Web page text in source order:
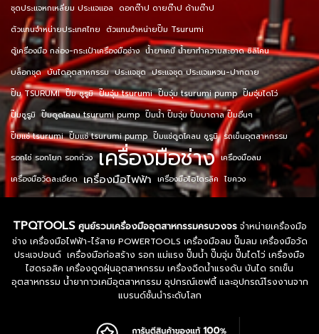
ชุดประแจหกเหลี่ยม ประแจแอล ดอกต๊าป ดายต๊าป ด้ามต๊าป
ตัวแทนจำหน่ายประเทศไทย ตัวแทนจำหน่ายปั๊ม Tsurumi
ตู้เครื่องมือ กล่อง-กระเป๋าเครื่องมือช่าง น้ำยาเคมี น้ำยาทำความสะอาด ซิลิโคน
บล็อกชุด บันไดอุตสาหกรรม ประแจชุด ประแจชุด ประแจแหวน-ปากตาย
ปั๊ม TSURUMI ปั๊ม ซูรูมิ ปั๊มจุ่ม tsurumi ปั๊มจุ่ม tsurumi pump ปั๊มจุ่มไดโว่
ปั๊มซูรูมิ ปั๊มดูดโคลน tsurumi pump ปั๊มน้ำ ปั๊มจุ่ม ปั๊มบาดาล ปั๊มอื่นๆ
ปั๊มแช่ tsurumi ปั๊มแช่ tsurumi pump ปั๊มแช่ดูดโคลน ซูรูมิ รถเข็นอุตสาหกรรม
รอกโซ่ รอกโยก รอกถ่วง เครื่องมือช่าง เครื่องมือลม
เครื่องมือวัดละเอียด เครื่องมือไฟฟ้า เครื่องมือไฮโดรลิค ไขควง
TPQTOOLS ศูนย์รวมเครื่องมืออุตสาหกรรมครบวงจรจำหน่ายเครื่องมือ
ช่าง เครื่องมือไฟฟ้า-ไร้สาย POWERTOOLS เครื่องมือลม ปั๊มลม เครื่องมือวัด
ประแจปอนด์ เครื่องมือก่อสร้าง รอก แม่แรง ปั๊มน้ำ ปั๊มจุ่ม ปั๊มไดโว่ เครื่องมือ
ไฮดรอลิค เครื่องดูดฝุ่นอุตสาหกรรม เครื่องฉีดน้ำแรงดัน บันได รถเข็น
อุตสาหกรรม น้ำยากาวเคมีอุตสาหกรรม อุปกรณ์เซฟตี้ และอุปกรณ์โรงงานจาก
แบรนด์ชั้นนำระดับโลก